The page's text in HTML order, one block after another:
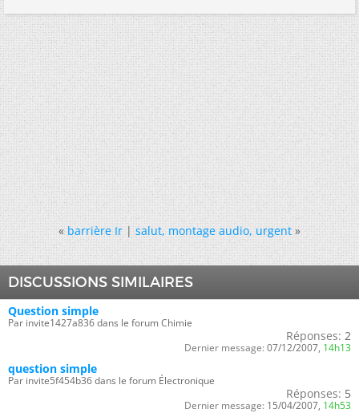
« barrière Ir|salut, montage audio, urgent »
DISCUSSIONS SIMILAIRES
Question simple
Par invite1427a836 dans le forum Chimie
Réponses: 2
Dernier message: 07/12/2007, 14h13
question simple
Par invite5f454b36 dans le forum Électronique
Réponses: 5
Dernier message: 15/04/2007, 14h53